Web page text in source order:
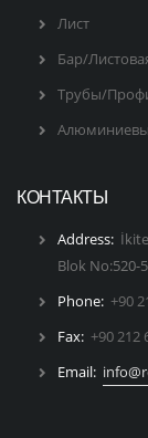
Лист
Бар/
Трубы/
КОНТАКТЫ
Address:
Blok No:520-
Phone: +90
Fax: +90 212
Email: